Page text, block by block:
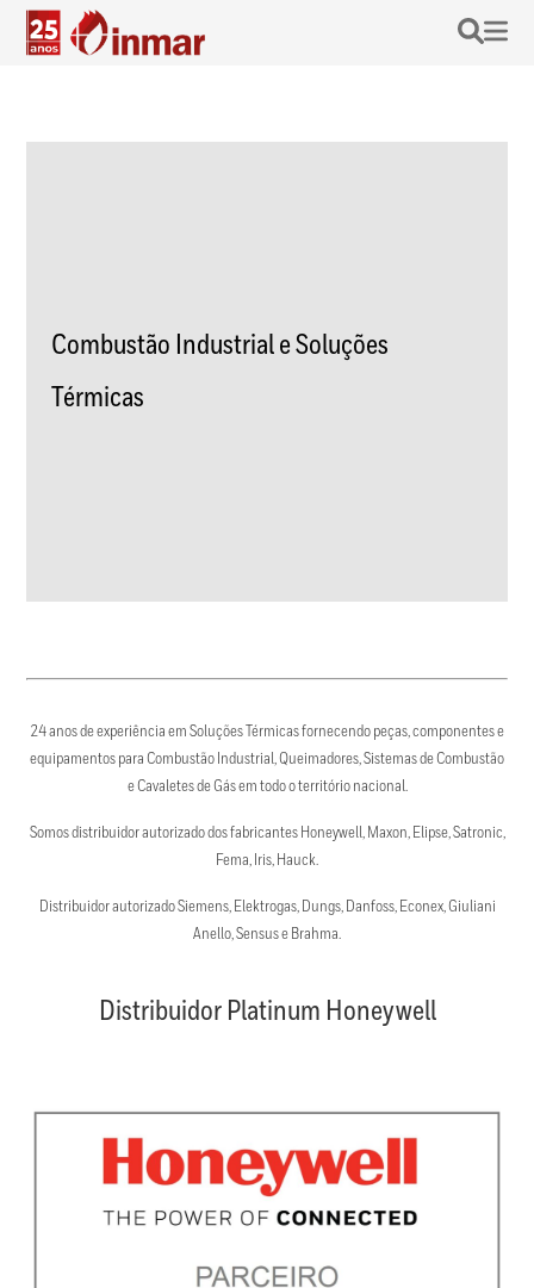
Combustão Industrial e Soluções
Térmicas
24 anos de experiência em Soluções Térmicas fornecendo peças, componentes e
equipamentos para Combustão Industrial, Queimadores, Sistemas de Combustão
e Cavaletes de Gás em todo o território nacional.
Somos distribuidor autorizado dos fabricantes Honeywell, Maxon, Elipse, Satronic,
Fema, Iris, Hauck.
Distribuidor autorizado Siemens, Elektrogas, Dungs, Danfoss, Econex, Giuliani
Anello, Sensus e Brahma.
Distribuidor Platinum Honeywell